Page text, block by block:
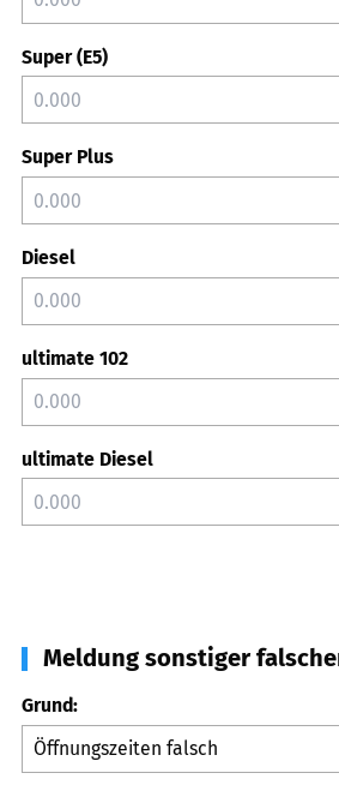
Super (E5)
Super Plus
Diesel
ultimate 102
ultimate Diesel
Meldung sonstiger
Grund: